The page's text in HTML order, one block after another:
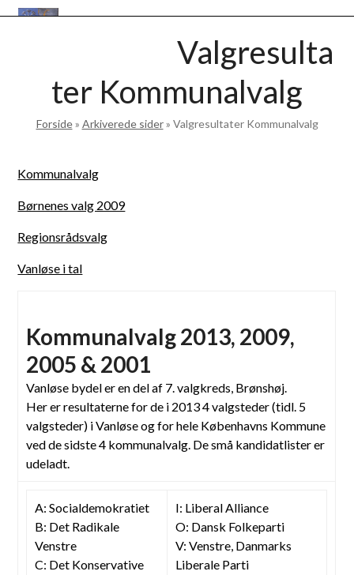
Skip
Open
Close
Valgresulta
ter Kommunalvalg
Forside» Arkiverede sider» Valgresultater Kommunalvalg
Kommunalvalg
Børnenes valg 2009
Regionsrådsvalg
Vanløse i tal
Kommunalvalg 2013, 2009,
2005 & 2001
Vanløse bydel er en del af 7. valgkreds, Brønshøj.
Her er resultaterne for de i 2013 4 valgsteder (tidl. 5
valgsteder) i Vanløse og for hele Københavns Kommune
ved de sidste 4 kommunalvalg. De små kandidatlister er
udeladt.
A: Socialdemokratiet
B: Det Radikale
Venstre
C: Det Konservative
I: Liberal Alliance
O: Dansk Folkeparti
V: Venstre, Danmarks
Liberale Parti